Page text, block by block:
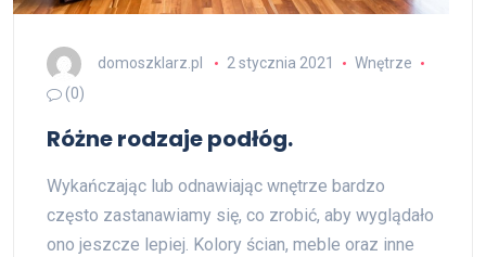
domoszklarz.pl 2 stycznia 2021
Wnętrze
(0)
Różne rodzaje podłóg.
Wykańczając lub odnawiając wnętrze bardzo
często zastanawiamy się, co zrobić, aby wyglądało
ono jeszcze lepiej. Kolory ścian, meble oraz inne